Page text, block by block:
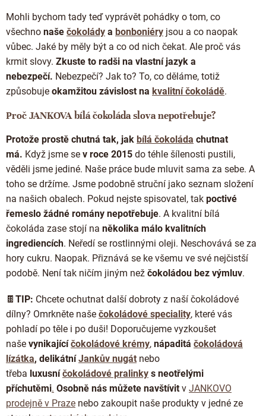
Mohli bychom tady teď vyprávět pohádky o tom, co
všechno naše čokolády a bonboniéry jsou a co naopak
vůbec. Jaké by měly být a co od nich čekat. Ale proč vás
krmit slovy. Zkuste to radši na vlastní jazyk a
nebezpečí. Nebezpečí? Jak to? To, co děláme, totiž
způsobuje okamžitou závislost na kvalitní čokoládě.
Proč JANKOVA bílá čokoláda slova nepotřebuje?
Protože prostě chutná tak, jak bílá čokoláda chutnat
má. Když jsme se v roce 2015 do téhle šílenosti pustili,
věděli jsme jediné. Naše práce bude mluvit sama za sebe. A
toho se držíme. Jsme podobně struční jako seznam složení
na našich obalech. Pokud nejste spisovatel, tak poctivé
řemeslo žádné romány nepotřebuje. A kvalitní bílá
čokoláda zase stojí na několika málo kvalitních
ingrediencích. Neředí se rostlinnými oleji. Neschovává se za
hory cukru. Naopak. Přiznává se ke všemu ve své nejčistší
podobě. Není tak ničím jiným než čokoládou bez výmluv.
🍫 TIP: Chcete ochutnat další dobroty z naší čokoládové
dílny? Omrkněte naše čokoládové speciality, které vás
pohladí po těle i po duši! Doporučujeme vyzkoušet
naše vynikajícíčokoládové krémy, nápaditá čokoládová
lízátka, delikátníJankův nugát nebo
třeba luxusní čokoládové pralinky s neotřelými
příchutěmi. Osobně nás můžete navštívit v JANKOVO
prodejně v Praze nebo zakoupit naše produkty v jedné ze